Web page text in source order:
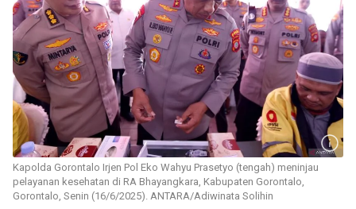
Kapolda Gorontalo Irjen Pol Eko Wahyu Prasetyo (tengah) meninjau
pelayanan kesehatan di RA Bhayangkara, Kabupaten Gorontalo,
Gorontalo, Senin (16/6/2025). ANTARA/Adiwinata Solihin